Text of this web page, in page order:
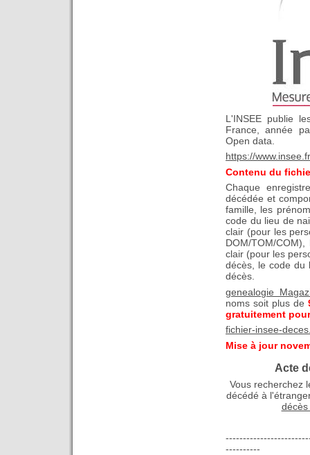
L'INSEE publie
France, année
Open data.
https://
Contenu du
Chaque
décédée et
famille, les
code du lieu de
clair (pour les
DOM/TOM/
clair (pour les
décès, le code du
décès.
genealogie
noms soit plus de
gratuitement
fichier-insee-
Mise à jour
Acte
Vous recherchez
décédé à
----------